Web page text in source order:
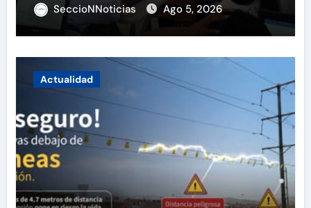
SeccioNNoticias Ago 5, 2026
Actualidad